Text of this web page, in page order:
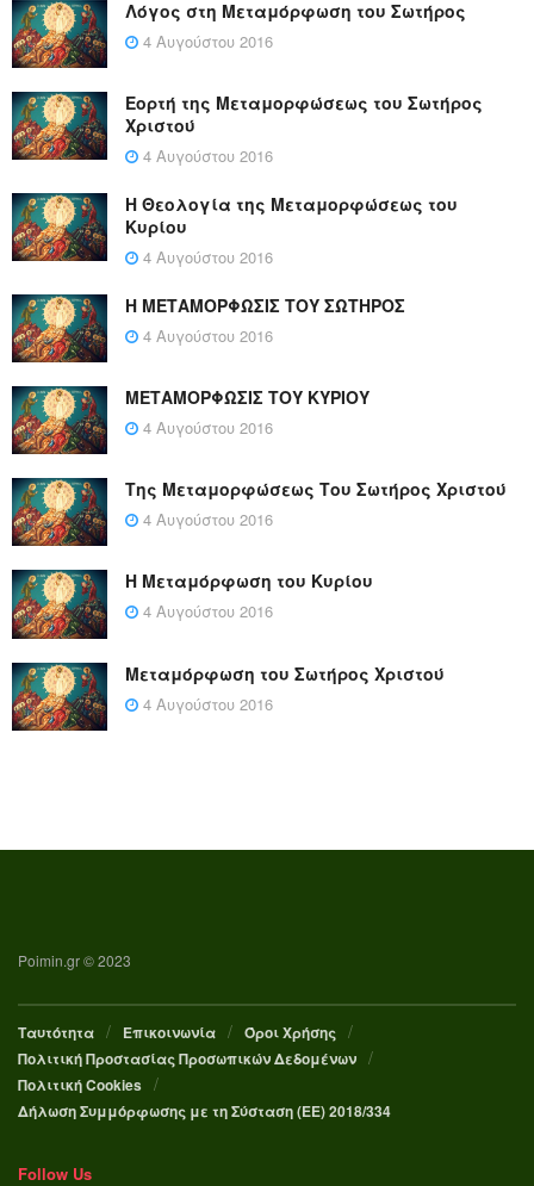
Λόγος στη Μεταμόρφωση του Σωτήρος
4 Αυγούστου 2016
Εορτή της Μεταμορφώσεως του Σωτήρος
Χριστού
4 Αυγούστου 2016
Η Θεολογία της Μεταμορφώσεως του
Κυρίου
4 Αυγούστου 2016
Η ΜΕΤΑΜΟΡΦΩΣΙΣ ΤΟΥ ΣΩΤΗΡΟΣ
4 Αυγούστου 2016
ΜΕΤΑΜΟΡΦΩΣΙΣ ΤΟΥ ΚΥΡΙΟΥ
4 Αυγούστου 2016
Της Μεταμορφώσεως Του Σωτήρος Χριστού
4 Αυγούστου 2016
Η Μεταμόρφωση του Κυρίου
4 Αυγούστου 2016
Μεταμόρφωση του Σωτήρος Χριστού
4 Αυγούστου 2016
Poimin.gr © 2023
Ταυτότητα Επικοινωνία
Όροι Χρήσης
Πολιτική Προστασίας Προσωπικών Δεδομένων
Πολιτική Cookies
Δήλωση Συμμόρφωσης με τη Σύσταση (ΕΕ) 2018/334
Follow Us